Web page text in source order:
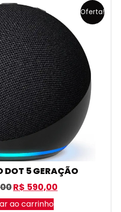
Oferta!
DOT 5 GERAÇÃO
R$ 590,00
ao carrinho